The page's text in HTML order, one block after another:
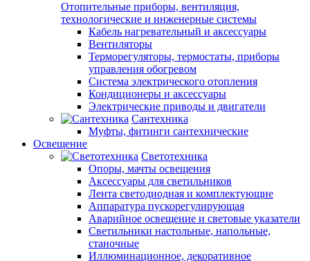
Отопительные приборы, вентиляция,
технологические и инженерные системы
Кабель нагревательный и аксессуары
Вентиляторы
Терморегуляторы, термостаты, приборы
управления обогревом
Система электрического отопления
Кондиционеры и аксессуары
Электрические приводы и двигатели
Сантехника
Муфты, фитинги сантехнические
Освещение
Светотехника
Опоры, мачты освещения
Аксессуары для светильников
Лента светодиодная и комплектующие
Аппаратура пускорегулирующая
Аварийное освещение и световые указатели
Светильники настольные, напольные,
станочные
Иллюминационное, декоративное